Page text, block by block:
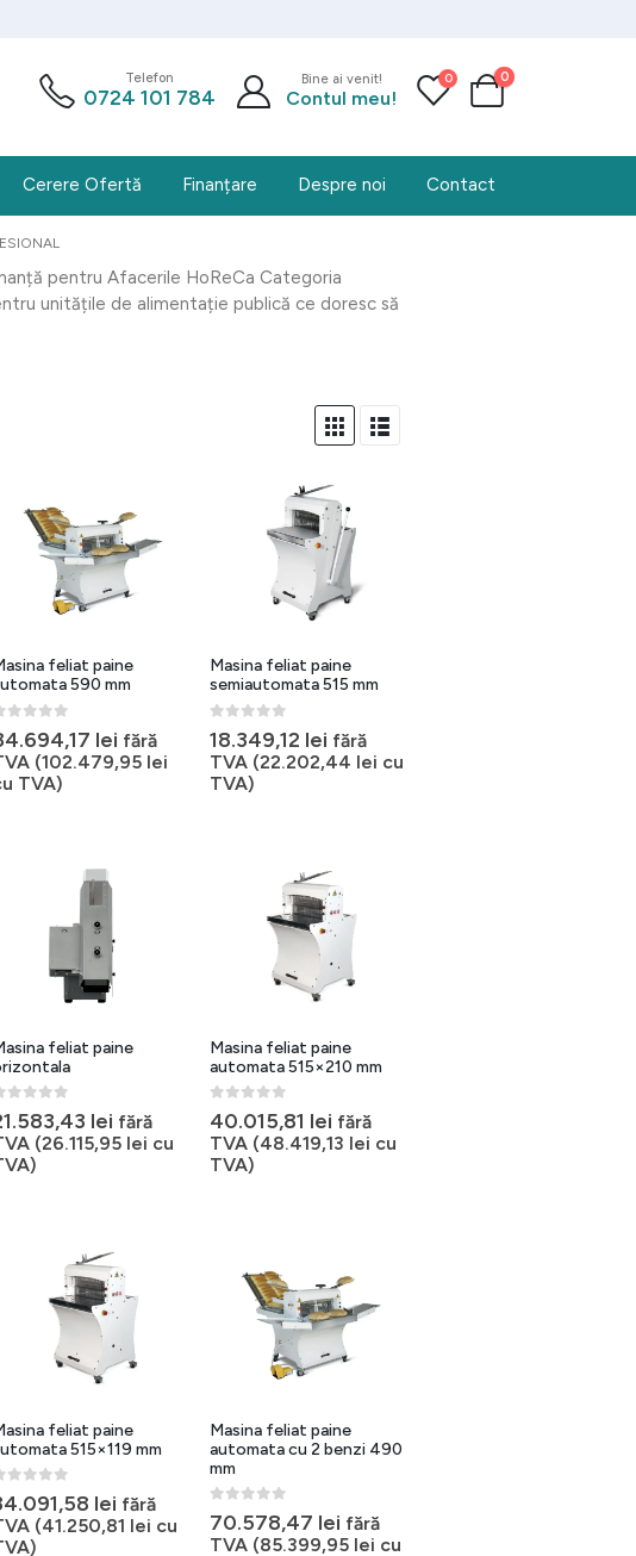
Telefon
0724 101 784
Bine ai venit!
Contul meu!
0 0
Cerere Ofertă Finanțare Despre noi Contact
pentru Afacerile HoReCa Categoria
unitățile de alimentație publică ce doresc să
feliat paine
590 mm
lei fără
(102.479,95 lei
TVA)
Masina feliat paine
semiautomata 515 mm
18.349,12 lei fără
TVA (22.202,44 lei cu
TVA)
feliat paine
out of 5 lei fără
(26.115,95 lei cu
Masina feliat paine
automata 515×210 mm
0out of 5
40.015,81 lei fără
TVA (48.419,13 lei cu
TVA)
feliat paine
515×119 mm
out of 5 lei fără
(41.250,81 lei cu
Masina feliat paine
automata cu 2 benzi 490
mm
0out of 5
70.578,47 lei fără
TVA (85.399,95 lei cu